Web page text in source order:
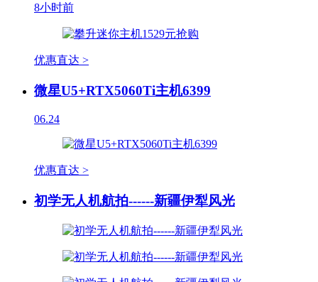
8小时前
优惠直达 >
微星U5+RTX5060Ti主机6399
06.24
优惠直达 >
初学无人机航拍------新疆伊犁风光